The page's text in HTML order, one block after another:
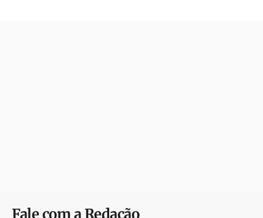
Fale com a Redação